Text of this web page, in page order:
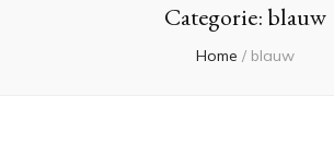
Categorie:blauw
Home / blauw